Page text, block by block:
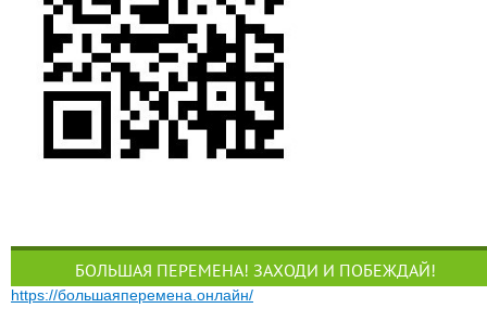
БОЛЬШАЯ ПЕРЕМЕНА! ЗАХОДИ И ПОБЕЖДАЙ!
https://большаяперемена.онлайн/